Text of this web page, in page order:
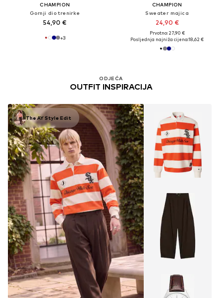
CHAMPION
Gornji dio trenirke
54,90 €
+3
ODJEĆA
OUTFIT INSPIRACIJA
The AY Style Edit
CHAMPION
Sweater majica
24,90 €
Prvotno: 27,90 €
Posljednja najniža cijena:18,62 €